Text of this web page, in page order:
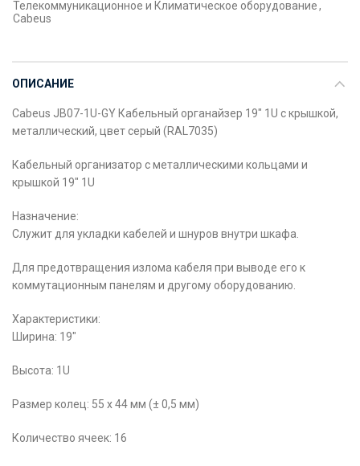
Телекоммуникационное и Климатическое оборудование,
Cabeus
ОПИСАНИЕ
Cabeus JB07-1U-GY Кабельный органайзер 19″ 1U с крышкой,
металлический, цвет серый (RAL7035)
Кабельный организатор с металлическими кольцами и
крышкой 19″ 1U
Назначение:
Служит для укладки кабелей и шнуров внутри шкафа.
Для предотвращения излома кабеля при выводе его к
коммутационным панелям и другому оборудованию.
Характеристики:
Ширина: 19″
Высота: 1U
Размер колец: 55 х 44 мм (± 0,5 мм)
Количество ячеек: 16